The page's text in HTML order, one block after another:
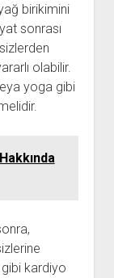
birikimini
sonrası
olabilir.
yoga gibi
kardiyo